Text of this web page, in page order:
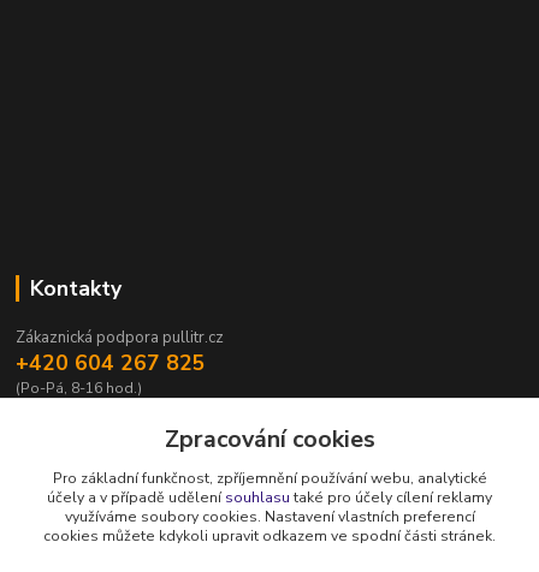
Kontakty
Zákaznická podpora pullitr.cz
+420 604 267 825
(Po-Pá, 8-16 hod.)
Zpracování cookies
Pro základní funkčnost, zpříjemnění používání webu, analytické
účely a v případě udělenísouhlasutaké pro účely cílení reklamy
využíváme soubory cookies. Nastavení vlastních preferencí
cookies můžete kdykoli upravit odkazem ve spodní části stránek.